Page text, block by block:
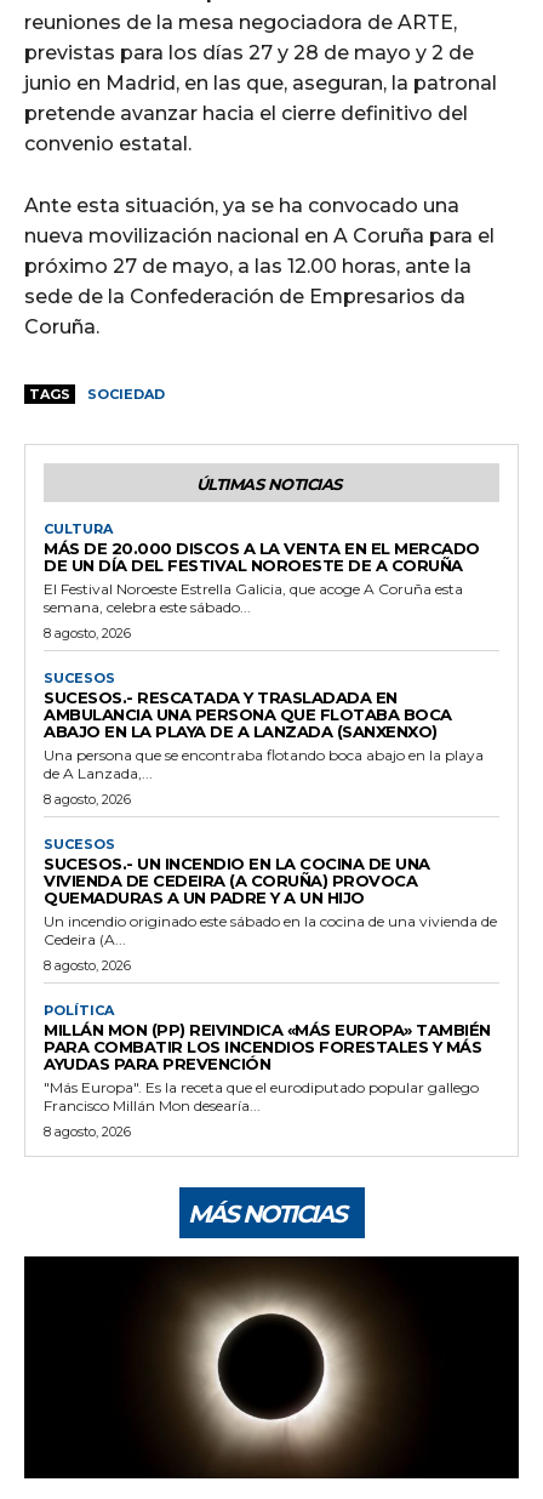
reuniones de la mesa negociadora de ARTE,
previstas para los días 27 y 28 de mayo y 2 de
junio en Madrid, en las que, aseguran, la patronal
pretende avanzar hacia el cierre definitivo del
convenio estatal.
Ante esta situación, ya se ha convocado una
nueva movilización nacional en A Coruña para el
próximo 27 de mayo, a las 12.00 horas, ante la
sede de la Confederación de Empresarios da
Coruña.
TAGS SOCIEDAD
ÚLTIMAS NOTICIAS
CULTURA
MÁS DE 20.000 DISCOS A LA VENTA EN EL MERCADO
DE UN DÍA DEL FESTIVAL NOROESTE DE A CORUÑA
El Festival Noroeste Estrella Galicia, que acoge A Coruña esta
semana, celebra este sábado...
8 agosto, 2026
SUCESOS
SUCESOS.- RESCATADA Y TRASLADADA EN
AMBULANCIA UNA PERSONA QUE FLOTABA BOCA
ABAJO EN LA PLAYA DE A LANZADA (SANXENXO)
Una persona que se encontraba flotando boca abajo en la playa
de A Lanzada,...
8 agosto, 2026
SUCESOS
SUCESOS.- UN INCENDIO EN LA COCINA DE UNA
VIVIENDA DE CEDEIRA (A CORUÑA) PROVOCA
QUEMADURAS A UN PADRE Y A UN HIJO
Un incendio originado este sábado en la cocina de una vivienda de
Cedeira (A...
8 agosto, 2026
POLÍTICA
MILLÁN MON (PP) REIVINDICA «MÁS EUROPA» TAMBIÉN
PARA COMBATIR LOS INCENDIOS FORESTALES Y MÁS
AYUDAS PARA PREVENCIÓN
"Más Europa". Es la receta que el eurodiputado popular gallego
Francisco Millán Mon desearía...
8 agosto, 2026
MÁS NOTICIAS